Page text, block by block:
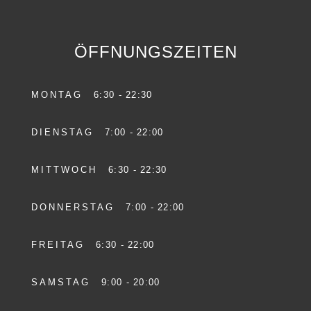
ÖFFNUNGSZEITEN
MONTAG 6:30 - 22:30
DIENSTAG 7:00 - 22:00
MITTWOCH 6:30 - 22:30
DONNERSTAG 7:00 - 22:00
FREITAG 6:30 - 22:00
SAMSTAG 9:00 - 20:00